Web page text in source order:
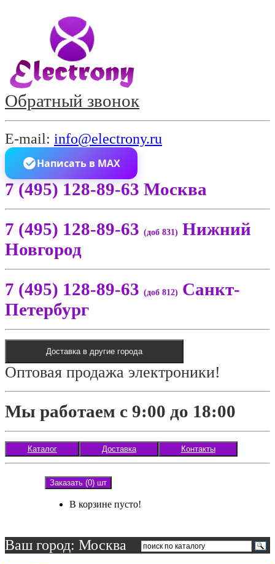
Обратный звонок
E-mail: info@electrony.ru
Написать в MAX
7 (495) 128-89-63 Москва
7 (495) 128-89-63 (доб 831) Нижний
Новгород
7 (495) 128-89-63 (доб 812) Санкт-
Петербург
Доставка в другие города
Оптовая продажа электроники!
Мы работаем с 9:00 до 18:00
Каталог Доставка Контакты
Заказать (0) шт
В корзине пусто!
Ваш город: Москва